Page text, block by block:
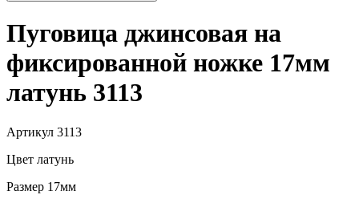
Пуговица джинсовая на
фиксированной ножке 17мм
латунь 3113
Артикул 3113
Цвет латунь
Размер 17мм